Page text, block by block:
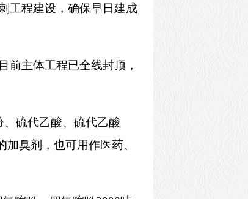
工程建设，确保早日建成
前主体工程已全线封顶，
硫代乙酸、硫代乙酸
臭剂，也可用作医药、